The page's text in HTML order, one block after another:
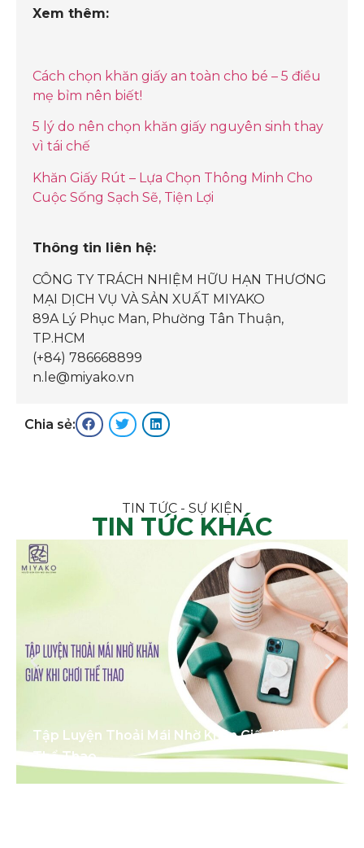
Xem thêm:
Cách chọn khăn giấy an toàn cho bé – 5 điều
mẹ bỉm nên biết!
5 lý do nên chọn khăn giấy nguyên sinh thay
vì tái chế
Khăn Giấy Rút – Lựa Chọn Thông Minh Cho
Cuộc Sống Sạch Sẽ, Tiện Lợi
Thông tin liên hệ:
CÔNG TY TRÁCH NHIỆM HỮU HẠN THƯƠNG
MẠI DỊCH VỤ VÀ SẢN XUẤT MIYAKO
89A Lý Phục Man, Phường Tân Thuận,
TP.HCM
(+84) 786668899
n.le@miyako.vn
Chia sẻ:
TIN TỨC - SỰ KIỆN
TIN TỨC KHÁC
Tập Luyện Thoải Mái Nhờ Khăn Giấy Khi Chơi
Thể Thao